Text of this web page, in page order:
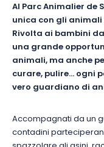
Al Parc Animalier de
unica con gli
Rivolta ai bambini
una grande
animali, ma anche
curare, pulire…ogni
vero guardiano di
Accompagnati da un
contadini